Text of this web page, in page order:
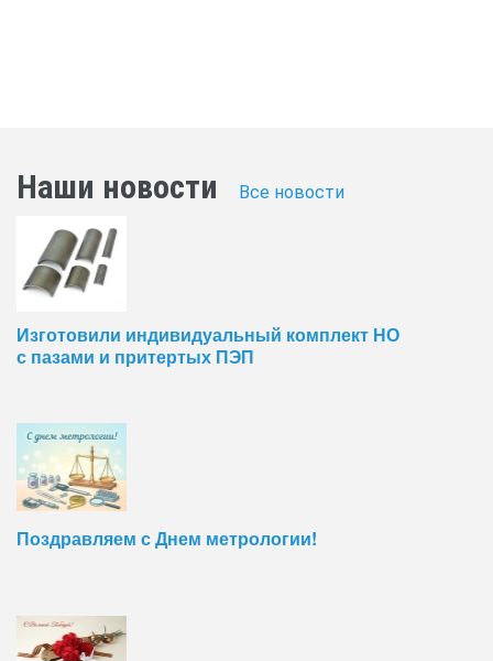
Наши новости Все новости
Изготовили индивидуальный комплект НО
с пазами и притертых ПЭП
Поздравляем с Днем метрологии!